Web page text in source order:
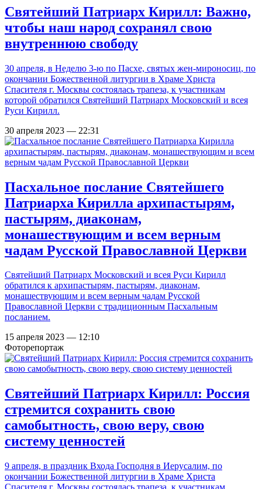
Святейший Патриарх Кирилл: Важно,
чтобы наш народ сохранял свою
внутреннюю свободу
30 апреля, в Неделю 3-ю по Пасхе, святых жен-мироносиц, по
окончании Божественной литургии в Храме Христа
Спасителя г. Москвы состоялась трапеза, к участникам
которой обратился Святейший Патриарх Московский и всея
Руси Кирилл.
30 апреля 2023 — 22:31
Пасхальное послание Святейшего
Патриарха Кирилла архипастырям,
пастырям, диаконам,
монашествующим и всем верным
чадам Русской Православной Церкви
Святейший Патриарх Московский и всея Руси Кирилл
обратился к архипастырям, пастырям, диаконам,
монашествующим и всем верным чадам Русской
Православной Церкви с традиционным Пасхальным
посланием.
15 апреля 2023 — 12:10
Фоторепортаж
Святейший Патриарх Кирилл: Россия
стремится сохранить свою
самобытность, свою веру, свою
систему ценностей
9 апреля, в праздник Входа Господня в Иерусалим, по
окончании Божественной литургии в Храме Христа